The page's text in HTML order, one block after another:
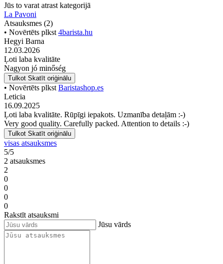
Jūs to varat atrast kategorijā
La Pavoni
Atsauksmes (2)
• Novērtēts plkst 4barista.hu
Hegyi Barna
12.03.2026
Ļoti laba kvalitāte
Nagyon jó minőség
Tulkot Skatīt oriģinālu
• Novērtēts plkst Baristashop.es
Leticia
16.09.2025
Ļoti laba kvalitāte. Rūpīgi iepakots. Uzmanība detaļām :-)
Very good quality. Carefully packed. Attention to details :-)
Tulkot Skatīt oriģinālu
visas atsauksmes
5/5
2 atsauksmes
2
0
0
0
0
Rakstīt atsauksmi
Jūsu vārds